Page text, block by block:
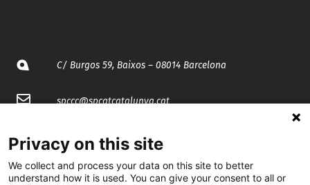
C/ Burgos 59, Baixos – 08014 Barcelona
spccc@spcgtcatalunya.cat
@CGTCatalunya
Privacy on this site
We collect and process your data on this site to better
understand how it is used. You can give your consent to all or